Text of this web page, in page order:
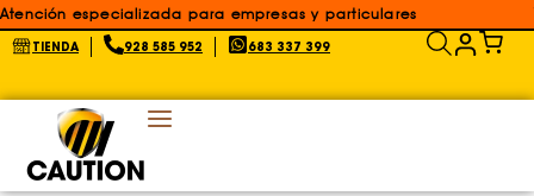
Atención especializada para empresas y particulares
TIENDA 928 585 952 683 337 399